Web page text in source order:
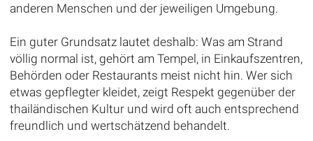
anderen Menschen und der jeweiligen Umgebung.
Ein guter Grundsatz lautet deshalb: Was am Strand
völlig normal ist, gehört am Tempel, in Einkaufszentren,
Behörden oder Restaurants meist nicht hin. Wer sich
etwas gepflegter kleidet, zeigt Respekt gegenüber der
thailändischen Kultur und wird oft auch entsprechend
freundlich und wertschätzend behandelt.